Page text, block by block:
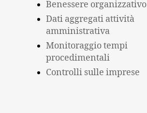
Benessere organizzativo
Dati aggregati attività
amministrativa
Monitoraggio tempi
procedimentali
Controlli sulle imprese